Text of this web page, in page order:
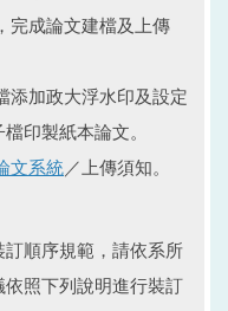
，完成論文建檔及上傳
加政大浮水印及設定
印製紙本論文。
文系統／上傳須知。
順序規範，請依系所
照下列說明進行裝訂